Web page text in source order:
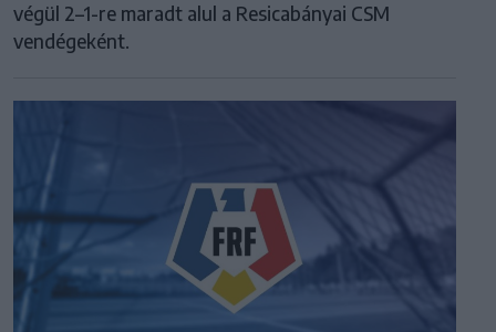
végül 2–1-re maradt alul a Resicabányai CSM
vendégeként.